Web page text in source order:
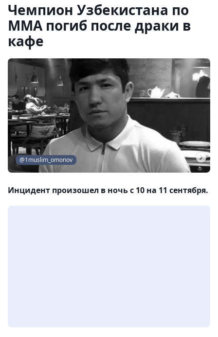
Чемпион Узбекистана по
MMA погиб после драки в
кафе
@1muslim_omonov
Инцидент произошел в ночь с 10 на 11 сентября.